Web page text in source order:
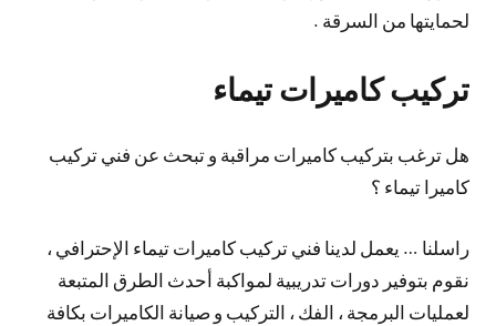
لحمايتها من السرقة .
تركيب كاميرات تيماء
هل ترغب بتركيب كاميرات مراقبة و تبحث عن فني تركيب
كاميرا تيماء ؟
راسلنا … يعمل لدينا فني تركيب كاميرات تيماء الإحترافي ،
نقوم بتوفير دورات تدريبية لمواكبة أحدث الطرق المتبعة
لعمليات البرمجة ، الفك ، التركيب و صيانة الكاميرات بكافة